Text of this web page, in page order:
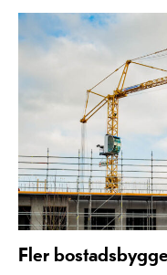
Fler